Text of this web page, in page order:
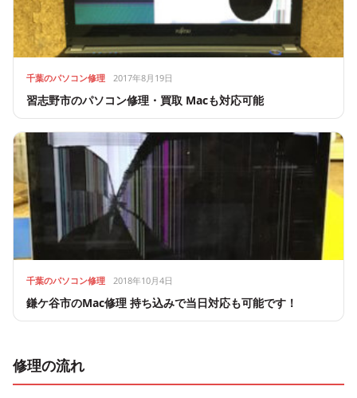
千葉のパソコン修理 2017年8月19日
習志野市のパソコン修理・買取 Macも対応可能
千葉のパソコン修理 2018年10月4日
鎌ケ谷市のMac修理 持ち込みで当日対応も可能です！
修理の流れ